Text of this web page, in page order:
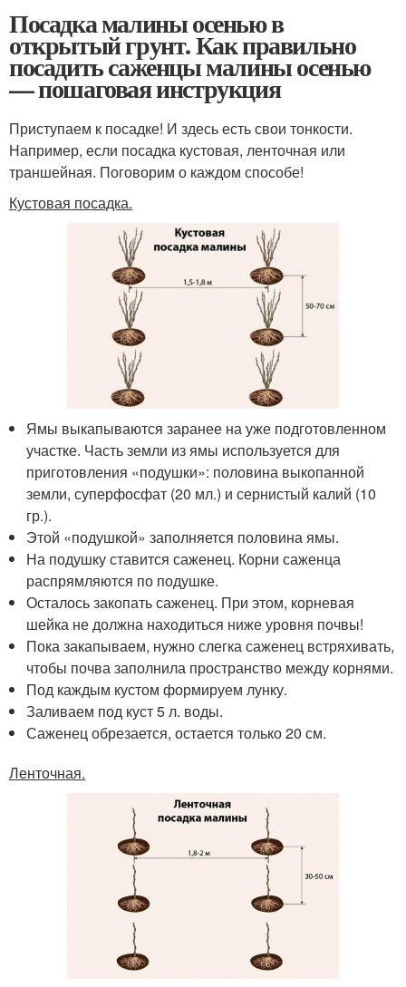
Посадка малины осенью в
открытый грунт. Как правильно
посадить саженцы малины осенью
— пошаговая инструкция
Приступаем к посадке! И здесь есть свои тонкости.
Например, если посадка кустовая, ленточная или
траншейная. Поговорим о каждом способе!
Кустовая посадка.
Ямы выкапываются заранее на уже подготовленном
участке. Часть земли из ямы используется для
приготовления «подушки»: половина выкопанной
земли, суперфосфат (20 мл.) и сернистый калий (10
гр.).
Этой «подушкой» заполняется половина ямы.
На подушку ставится саженец. Корни саженца
распрямляются по подушке.
Осталось закопать саженец. При этом, корневая
шейка не должна находиться ниже уровня почвы!
Пока закапываем, нужно слегка саженец встряхивать,
чтобы почва заполнила пространство между корнями.
Под каждым кустом формируем лунку.
Заливаем под куст 5 л. воды.
Саженец обрезается, остается только 20 см.
Ленточная.